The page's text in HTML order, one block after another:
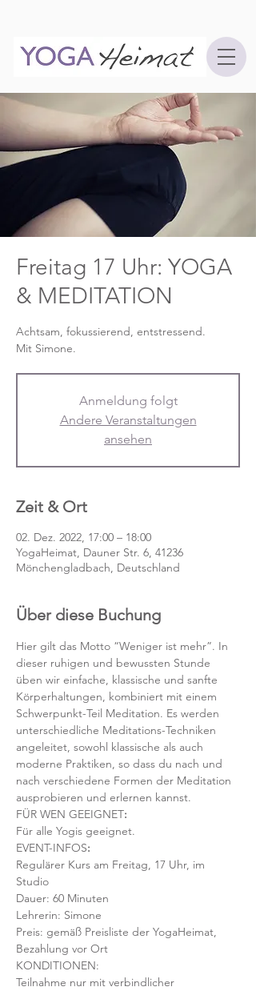
Freitag 17 Uhr: YOGA
& MEDITATION
Achtsam, fokussierend, entstressend.
Mit Simone.
Anmeldung folgt
Andere Veranstaltungen
ansehen
Zeit & Ort
02. Dez. 2022, 17:00 – 18:00
YogaHeimat, Dauner Str. 6, 41236
Mönchengladbach, Deutschland
Über diese Buchung
Hier gilt das Motto “Weniger ist mehr”. In
dieser ruhigen und bewussten Stunde
üben wir einfache, klassische und sanfte
Körperhaltungen, kombiniert mit einem
Schwerpunkt-Teil Meditation. Es werden
unterschiedliche Meditations-Techniken
angeleitet, sowohl klassische als auch
moderne Praktiken, so dass du nach und
nach verschiedene Formen der Meditation
ausprobieren und erlernen kannst.
FÜR WEN GEEIGNET:
Für alle Yogis geeignet.
EVENT-INFOS:
Regulärer Kurs am Freitag, 17 Uhr, im
Studio
Dauer: 60 Minuten
Lehrerin: Simone
Preis: gemäß Preisliste der YogaHeimat,
Bezahlung vor Ort
KONDITIONEN:
Teilnahme nur mit verbindlicher